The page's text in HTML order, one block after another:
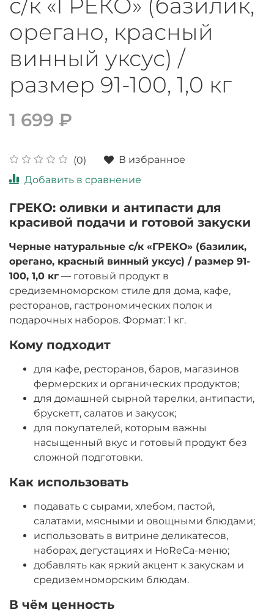
с/к «ГРЕКО» (базилик,
орегано, красный
винный уксус) /
размер 91-100, 1,0 кг
(0)
В избранное
Добавить в сравнение
1 699 ₽
ГРЕКО: оливки и антипасти для
красивой подачи и готовой закуски
Черные натуральные с/к «ГРЕКО» (базилик,
орегано, красный винный уксус) / размер 91-
100, 1,0 кг — готовый продукт в
средиземноморском стиле для дома, кафе,
ресторанов, гастрономических полок и
подарочных наборов. Формат: 1 кг.
Кому подходит
для кафе, ресторанов, баров, магазинов
фермерских и органических продуктов;
для домашней сырной тарелки, антипасти,
брускетт, салатов и закусок;
для покупателей, которым важны
насыщенный вкус и готовый продукт без
сложной подготовки.
Как использовать
подавать с сырами, хлебом, пастой,
салатами, мясными и овощными блюдами;
использовать в витрине деликатесов,
наборах, дегустациях и HoReCa-меню;
добавлять как яркий акцент к закускам и
средиземноморским блюдам.
В чём ценность